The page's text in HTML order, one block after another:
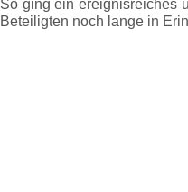
So ging ein ereignisreiches
Beteiligten noch lange in